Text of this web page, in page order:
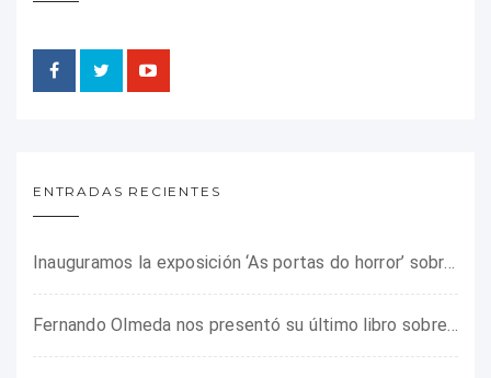
ENTRADAS RECIENTES
Inauguramos la exposición ‘As portas do horror’ sobre el campo de concentración franquista de Camposancos
Fernando Olmeda nos presentó su último libro sobre la fotógrafa Gerda Taro